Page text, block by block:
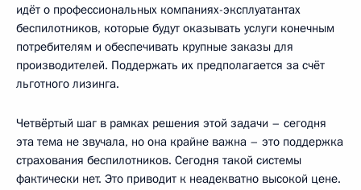
идёт о профессиональных компаниях-эксплуатантах
беспилотников, которые будут оказывать услуги конечным
потребителям и обеспечивать крупные заказы для
производителей. Поддержать их предполагается за счёт
льготного лизинга.
Четвёртый шаг в рамках решения этой задачи – сегодня
эта тема не звучала, но она крайне важна – это поддержка
страхования беспилотников. Сегодня такой системы
фактически нет. Это приводит к неадекватно высокой цене.